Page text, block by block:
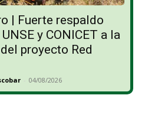
| Fuerte respaldo
y CONICET a la
proyecto Red
- 04/08/2026